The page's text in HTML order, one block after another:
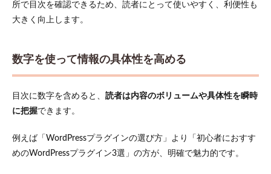
所で目次を確認できるため、読者にとって使いやすく、利便性も
大きく向上します。
数字を使って情報の具体性を高める
目次に数字を含めると、 読者は内容のボリュームや具体性を瞬時
に把握できます。
例えば「WordPressプラグインの選び方」より「初心者におすす
めのWordPressプラグイン3選」の方が、明確で魅力的です。